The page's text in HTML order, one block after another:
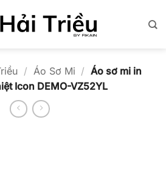
/ Áo Sơ Mi / Áo sơ mi in
Icon DEMO-VZ52YL